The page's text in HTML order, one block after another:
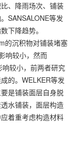
、降雨场次、铺装
SANSALONE等发
下降趋势。
的沉积物对铺装堵塞
响较小，然而
较小，前两者研究
的。WELKER等发
是铺装面层自身脱
水铺装，面层构造
着重考虑构造材料